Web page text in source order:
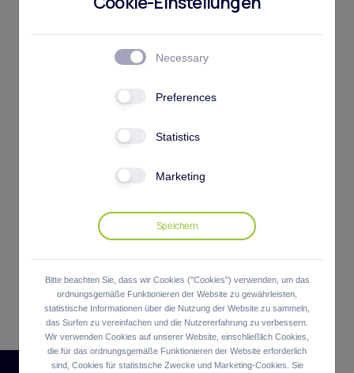
Necessary
Preferences
Statistics
Marketing
Bitte beachten Sie, dass wir Cookies ("Cookies") verwenden, um das
ordnungsgemäße Funktionieren der Website zu gewährleisten,
statistische Informationen über die Nutzung der Website zu sammeln,
das Surfen zu vereinfachen und die Nutzererfahrung zu verbessern.
Wir verwenden Cookies auf unserer Website, einschließlich Cookies,
die für das ordnungsgemäße Funktionieren der Website erforderlich
sind, Cookies für statistische Zwecke und Marketing-Cookies. Sie
Csernoch
Geschäftsführer
Gábor
Füzesséry
Geschäftsführer